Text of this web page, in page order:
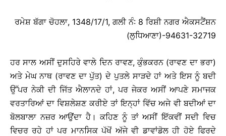
ਰਮੇਸ਼ ਬੱਗਾ ਚੋਹਲਾ, 1348/17/1, ਗਲੀ ਨੰ: 8 ਰਿਸ਼ੀ ਨਗਰ ਐਕਸਟੈਂਸ਼ਨ
(ਲੁਧਿਆਣਾ)-94631-32719
ਹਰ ਸਾਲ ਅਸੀਂ ਦੁਸਹਿਰੇ ਵਾਲੇ ਦਿਨ ਰਾਵਣ, ਕੁੰਭਕਰਨ (ਰਾਵਣ ਦਾ ਭਰਾ)
ਅਤੇ ਮੇਘ ਨਾਥ (ਰਾਵਣ ਦਾ ਪੁੱਤ) ਦੇ ਪੁਤਲੇ ਸਾੜਦੇ ਹਾਂ ਅਤੇ ਇਸ ਨੂੰ ਬਦੀ
ਉੱਪਰ ਨੇਕੀ ਦੀ ਜਿੱਤ ਐਲਾਨਦੇ ਹਾਂ, ਪਰ ਜੇਕਰ ਅਸੀਂ ਆਪਣੇ ਸਮਾਜਕ
ਵਰਤਾਰਿਆਂ ਦਾ ਵਿਸ਼ਲੇਸ਼ਣ ਕਰੀਏ ਤਾਂ ਇਨ੍ਹਾਂ ਵਿੱਚ ਅਜੇ ਵੀ ਬਦੀਆਂ ਦਾ
ਬੋਲਬਾਲਾ ਨਜ਼ਰ ਆਉਂਦਾ ਹੈ। ਕਹਿਣ ਨੂੰ ਤਾਂ ਅਸੀਂ ਇੱਕਵੀਂ ਸਦੀ ਵਿਚ
ਵਿਚਰ ਰਹੇ ਹਾਂ ਪਰ ਮਾਨਸਿਕ ਪੱਖੋਂ ਅੱਜੇ ਵੀ ਡਾਵਾਂਡੋਲ ਹੀ ਹੋਏ ਫਿਰਦੇ